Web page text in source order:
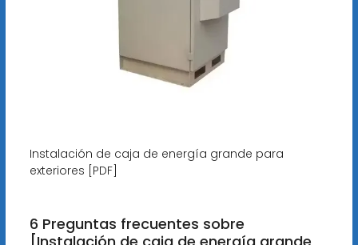
Instalación de caja de energía grande para
exteriores [PDF]
6 Preguntas frecuentes sobre